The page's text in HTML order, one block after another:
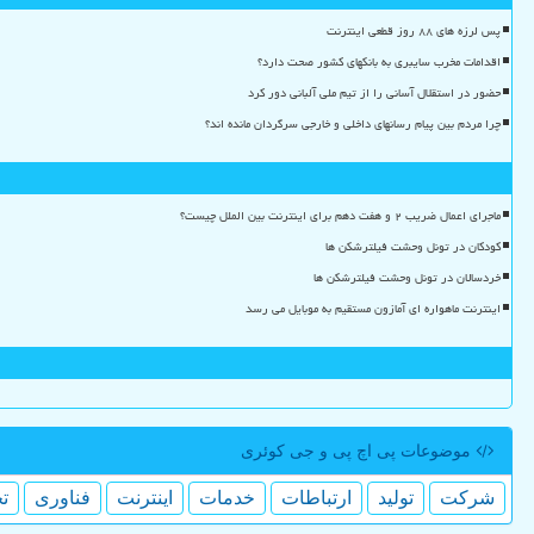
پس لرزه های ۸۸ روز قطعی اینترنت
اقدامات مخرب سایبری به بانکهای کشور صحت دارد؟
حضور در استقلال آسانی را از تیم ملی آلبانی دور کرد
چرا مردم بین پیام رسانهای داخلی و خارجی سرگردان مانده اند؟
ماجرای اعمال ضریب ۲ و هفت دهم برای اینترنت بین الملل چیست؟
کودکان در تونل وحشت فیلترشکن ها
خردسالان در تونل وحشت فیلترشکن ها
اینترنت ماهواره ای آمازون مستقیم به موبایل می رسد
موضوعات پی اچ پی و جی كوئری
شركت تولید ارتباطات خدمات اینترنت فناوری